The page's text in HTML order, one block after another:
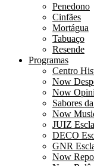
Penedono
Cinfães
Mortágua
Tabuaço
Resende
Programas
Centro
Now
Now
Sabores
Now
JUIZ
DECO
GNR
Now